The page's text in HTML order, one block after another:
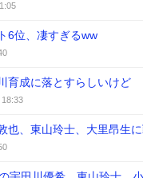
6位、凄すぎるww
育成に落とすらしいけど
也、東山玲士、大里昂生